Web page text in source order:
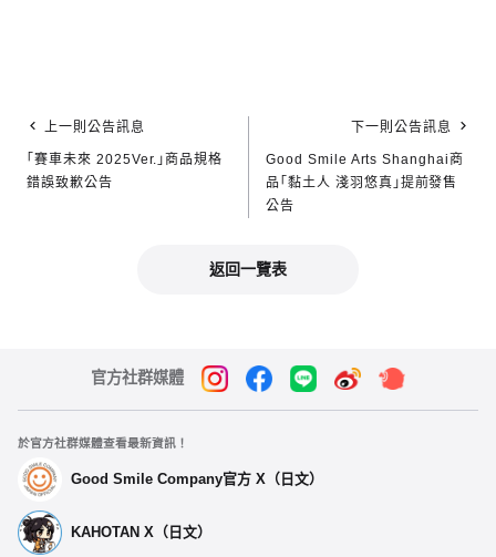
上一則公告訊息
「賽車未來 2025Ver.」商品規格
錯誤致歉公告
下一則公告訊息
Good Smile Arts Shanghai商
品「黏土人 淺羽悠真」提前發售
公告
返回一覽表
官方社群媒體
於官方社群媒體查看最新資訊！
Good Smile Company官方 X（日文）
KAHOTAN X（日文）